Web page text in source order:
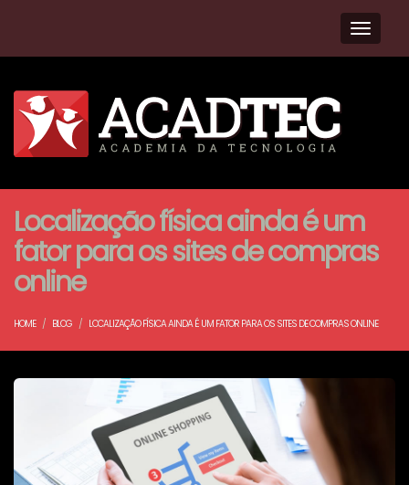
Localização física ainda é um
fator para os sites de compras
online
HOME BLOG LOCALIZAÇÃO FÍSICA AINDA É UM FATOR PARA OS SITES DE COMPRAS ONLINE